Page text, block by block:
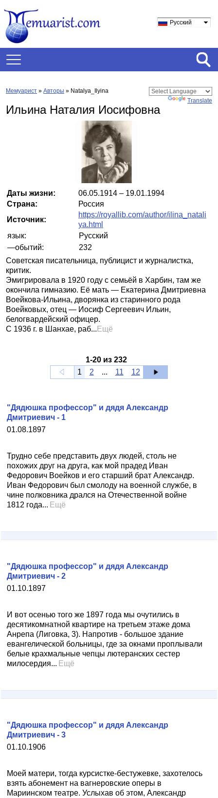
Русский
Мемуарист » Авторы » Natalya_Ilyina
Translate
Ильина Наталия Иосифовна
Даты жизни:
06.05.1914 – 19.01.1994
Страна:
Россия
Источник:
https://royallib.com/author/ilina_natali
ya.html
язык:
Русский
—обытий:
232
Советская писательница, публицист и журналистка,
критик.
Эмигрировала в 1920 году с семьёй в Харбин, там же
окончила гимназию. Её мать — Екатерина Дмитриевна
Воейкова-Ильина, дворянка из старинного рода
Воейковых, отец — Иосиф Сергеевич Ильин,
белогвардейский офицер.
С 1936 г. в Шанхае, раб... Ещё
1-20 из232
1
2 ... 11 12
01.08.1897
"Дядюшка профессор" и дядя Александр
Дмитриевич - 1
Трудно себе представить двух людей, столь не
похожих друг на друга, как мой прадед Иван
Федорович Воейков и его старший брат Александр.
Иван Федорович был смолоду на военной службе, в
чине полковника дрался на Отечественной войне
1812 года... Ещё
01.10.1897
"Дядюшка профессор" и дядя Александр
Дмитриевич - 2
И вот осенью того же 1897 года мы очутились в
десятикомнатной квартире на третьем этаже дома
Анрепа (Лиговка, 3). Напротив - большое здание
евангелической больницы, где за окнами проплывали
белые крахмальные чепцы лютеранских сестер
милосердия... Ещё
01.10.1906
"Дядюшка профессор" и дядя Александр
Дмитриевич - 3
Моей матери, тогда курсистке-бестужевке, захотелось
взять абонемент на вагнеровские оперы в
Мариинском театре. Услыхав об этом, Александр